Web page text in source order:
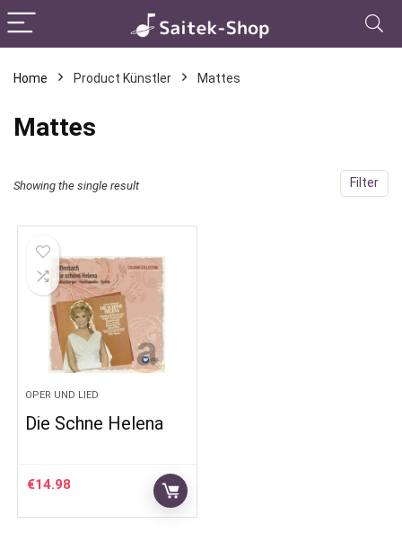
Home Product Künstler Mattes
Mattes
Filter
Showing the single result
OPER UND LIED
Die Schne Helena
€14.98